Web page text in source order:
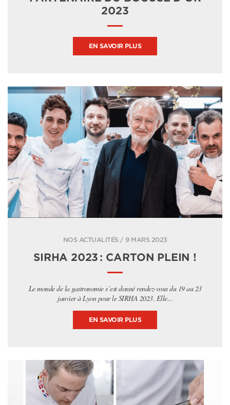
2023
EN SAVOIR PLUS
NOS ACTUALITÉS / 9 MARS 2023
SIRHA 2023 : CARTON PLEIN !
Le monde de la gastronomie s’est donné rendez-vous du 19 au 23
janvier à Lyon pour le SIRHA 2023. Elle...
EN SAVOIR PLUS